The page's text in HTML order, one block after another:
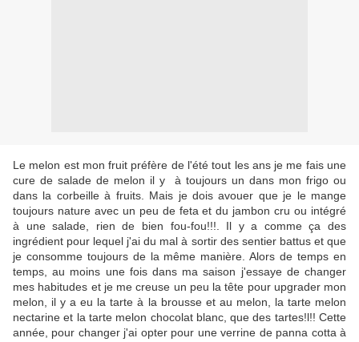
Le melon est mon fruit préfère de l'été tout les ans je me fais une
cure de salade de melon il y à toujours un dans mon frigo ou
dans la corbeille à fruits. Mais je dois avouer que je le mange
toujours nature avec un peu de feta et du jambon cru ou intégré
à une salade, rien de bien fou-fou!!!. Il y a comme ça des
ingrédient pour lequel j'ai du mal à sortir des sentier battus et que
je consomme toujours de la même manière. Alors de temps en
temps, au moins une fois dans ma saison j'essaye de changer
mes habitudes et je me creuse un peu la tête pour upgrader mon
melon, il y a eu la tarte à la brousse et au melon, la tarte melon
nectarine et la tarte melon chocolat blanc, que des tartes!l!! Cette
année, pour changer j'ai opter pour une verrine de panna cotta à